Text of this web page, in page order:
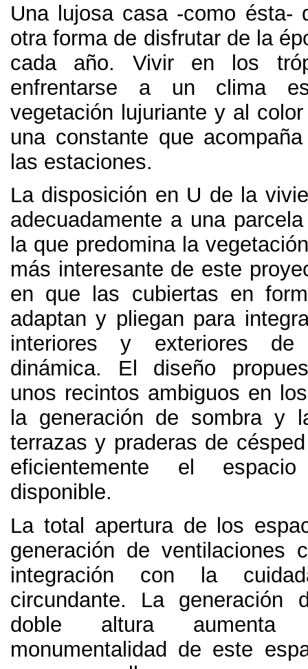
Una lujosa casa -como ésta-
otra forma de disfrutar de la
cada año. Vivir en los
enfrentarse a un clima
vegetación lujuriante y al
una constante que
las estaciones.
La disposición en U de la
adecuadamente a una
la que predomina la
más interesante de este
en que las cubiertas en
adaptan y pliegan para
interiores y exteriores de
dinámica. El diseño
unos recintos ambiguos en
la generación de sombra y
terrazas y praderas de
eficientemente el
disponible.
La total apertura de los
generación de
integración con la
circundante. La generación
doble altura aumenta
monumentalidad de este